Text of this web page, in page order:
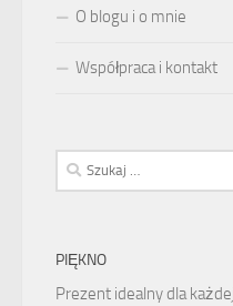
O blogu i o mnie
Współpraca i kontakt
Szukaj:
PIĘKNO
Prezent idealny dla